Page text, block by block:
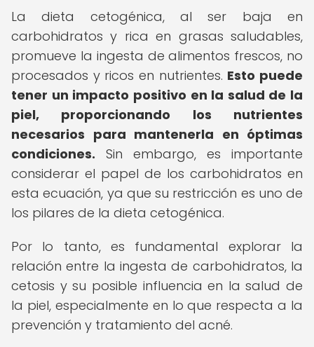
La dieta cetogénica, al ser baja en
carbohidratos y rica en grasas saludables,
promueve la ingesta de alimentos frescos, no
procesados y ricos en nutrientes. Esto puede
tener un impacto positivo en la salud de la
piel, proporcionando los nutrientes
necesarios para mantenerla en óptimas
condiciones. Sin embargo, es importante
considerar el papel de los carbohidratos en
esta ecuación, ya que su restricción es uno de
los pilares de la dieta cetogénica.
Por lo tanto, es fundamental explorar la
relación entre la ingesta de carbohidratos, la
cetosis y su posible influencia en la salud de
la piel, especialmente en lo que respecta a la
prevención y tratamiento del acné.